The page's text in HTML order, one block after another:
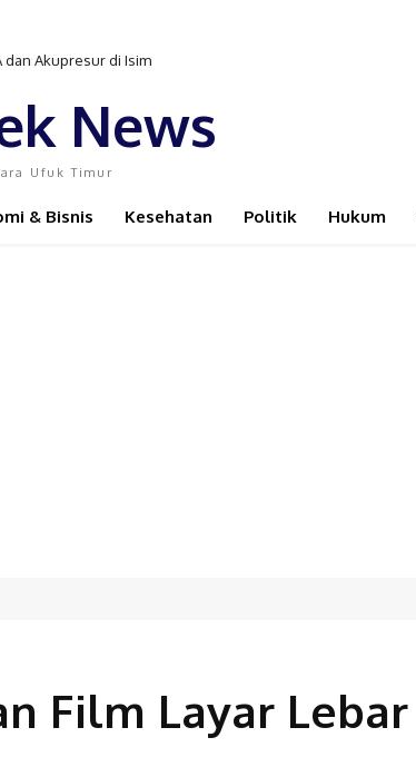
dan Akupresur di Isim
News
Ufuk Timur
& Bisnis Kesehatan Politik Hukum
Film Layar Lebar